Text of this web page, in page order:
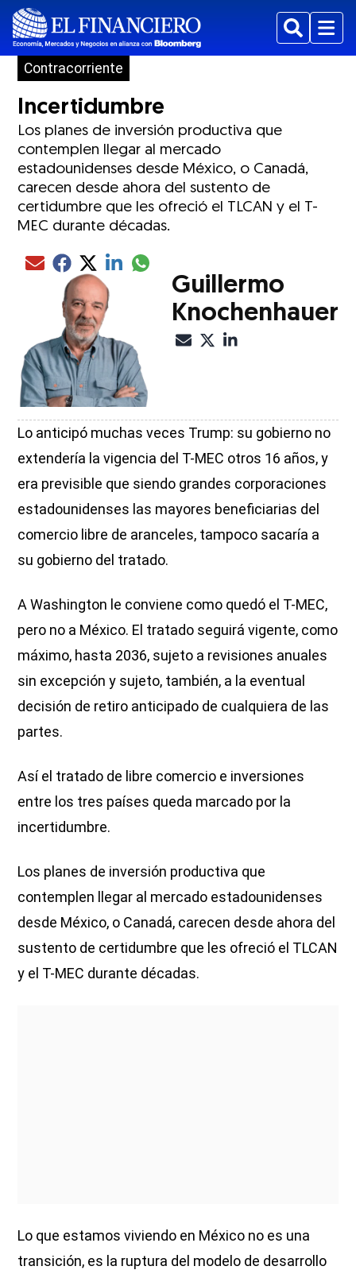
BuscarMenu
Contracorriente
Incertidumbre
Los planes de inversión productiva que
contemplen llegar al mercado
estadounidenses desde México, o Canadá,
carecen desde ahora del sustento de
certidumbre que les ofreció el TLCAN y el T-
MEC durante décadas.
Compartir el artículo actual mediante Email
Compartir el artículo actual mediante Facebook
Compartir el artículo actual mediante Twitter
Compartir el artículo actual mediante LinkedIn
Compartir el artículo actual mediante
Guillermo
Knochenhauer
Lo anticipó muchas veces Trump: su gobierno no
extendería la vigencia del T-MEC otros 16 años, y
era previsible que siendo grandes corporaciones
estadounidenses las mayores beneficiarias del
comercio libre de aranceles, tampoco sacaría a
su gobierno del tratado.
A Washington le conviene como quedó el T-MEC,
pero no a México. El tratado seguirá vigente, como
máximo, hasta 2036, sujeto a revisiones anuales
sin excepción y sujeto, también, a la eventual
decisión de retiro anticipado de cualquiera de las
partes.
Así el tratado de libre comercio e inversiones
entre los tres países queda marcado por la
incertidumbre.
Los planes de inversión productiva que
contemplen llegar al mercado estadounidenses
desde México, o Canadá, carecen desde ahora del
sustento de certidumbre que les ofreció el TLCAN
y el T-MEC durante décadas.
Lo que estamos viviendo en México no es una
transición, es la ruptura del modelo de desarrollo